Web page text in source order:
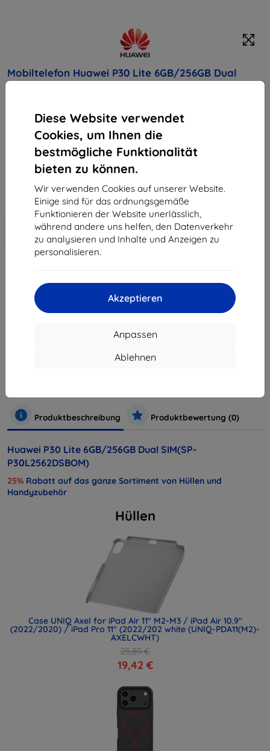
Diese Website verwendet
Cookies, um Ihnen die
bestmögliche Funktionalität
bieten zu können.
Wir verwenden Cookies auf unserer Website.
Einige sind für das ordnungsgemäße
Funktionieren der Website unerlässlich,
während andere uns helfen, den Datenverkehr
zu analysieren und Inhalte und Anzeigen zu
personalisieren.
Akzeptieren
Anpassen
Ablehnen
Mobiltelefon Huawei P30 Lite 6GB/256GB Dual
SIM(SP-P30L2562DSBOM)
Kaufen Sie dieses Gerät und erhalten Sie
Rabatt
auf sämtliches Zubehör dafür!
Endpreis
208,90 €
188,01 €
-10%
Rabatt mit Gutschein
EXTRA10
In den
Warenkorb
ausverkauft
Produktbeschreibung Produktbewertung (0)
Huawei P30 Lite 6GB/256GB Dual SIM(SP-
P30L2562DSBOM)
25% Rabatt auf das ganze Sortiment von Hüllen und
Handyzubehör
Hüllen
Case UNIQ Axel for iPad Air 11" M2-M3 / iPad Air 10.9"
(2022/2020) / iPad Pro 11" (2022/202 white (UNIQ-PDA11(M2)-
AXELCWHT)
25,89 €
19,42 €